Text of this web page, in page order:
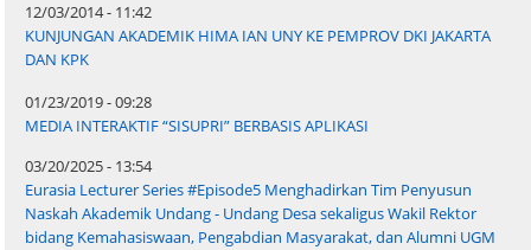
12/03/2014 - 11:42
KUNJUNGAN AKADEMIK HIMA IAN UNY KE PEMPROV DKI JAKARTA
DAN KPK
01/23/2019 - 09:28
MEDIA INTERAKTIF “SISUPRI” BERBASIS APLIKASI
03/20/2025 - 13:54
Eurasia Lecturer Series #Episode5 Menghadirkan Tim Penyusun
Naskah Akademik Undang - Undang Desa sekaligus Wakil Rektor
bidang Kemahasiswaan, Pengabdian Masyarakat, dan Alumni UGM